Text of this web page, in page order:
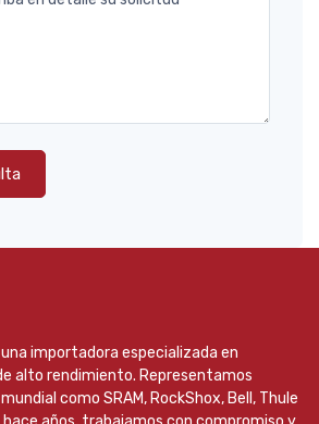
una importadora especializada en
alto rendimiento. Representamos
como SRAM, RockShox, Bell, Thule